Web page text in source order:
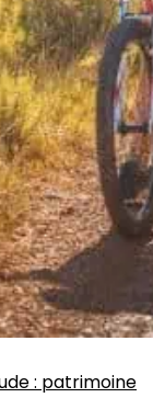
: patrimoine